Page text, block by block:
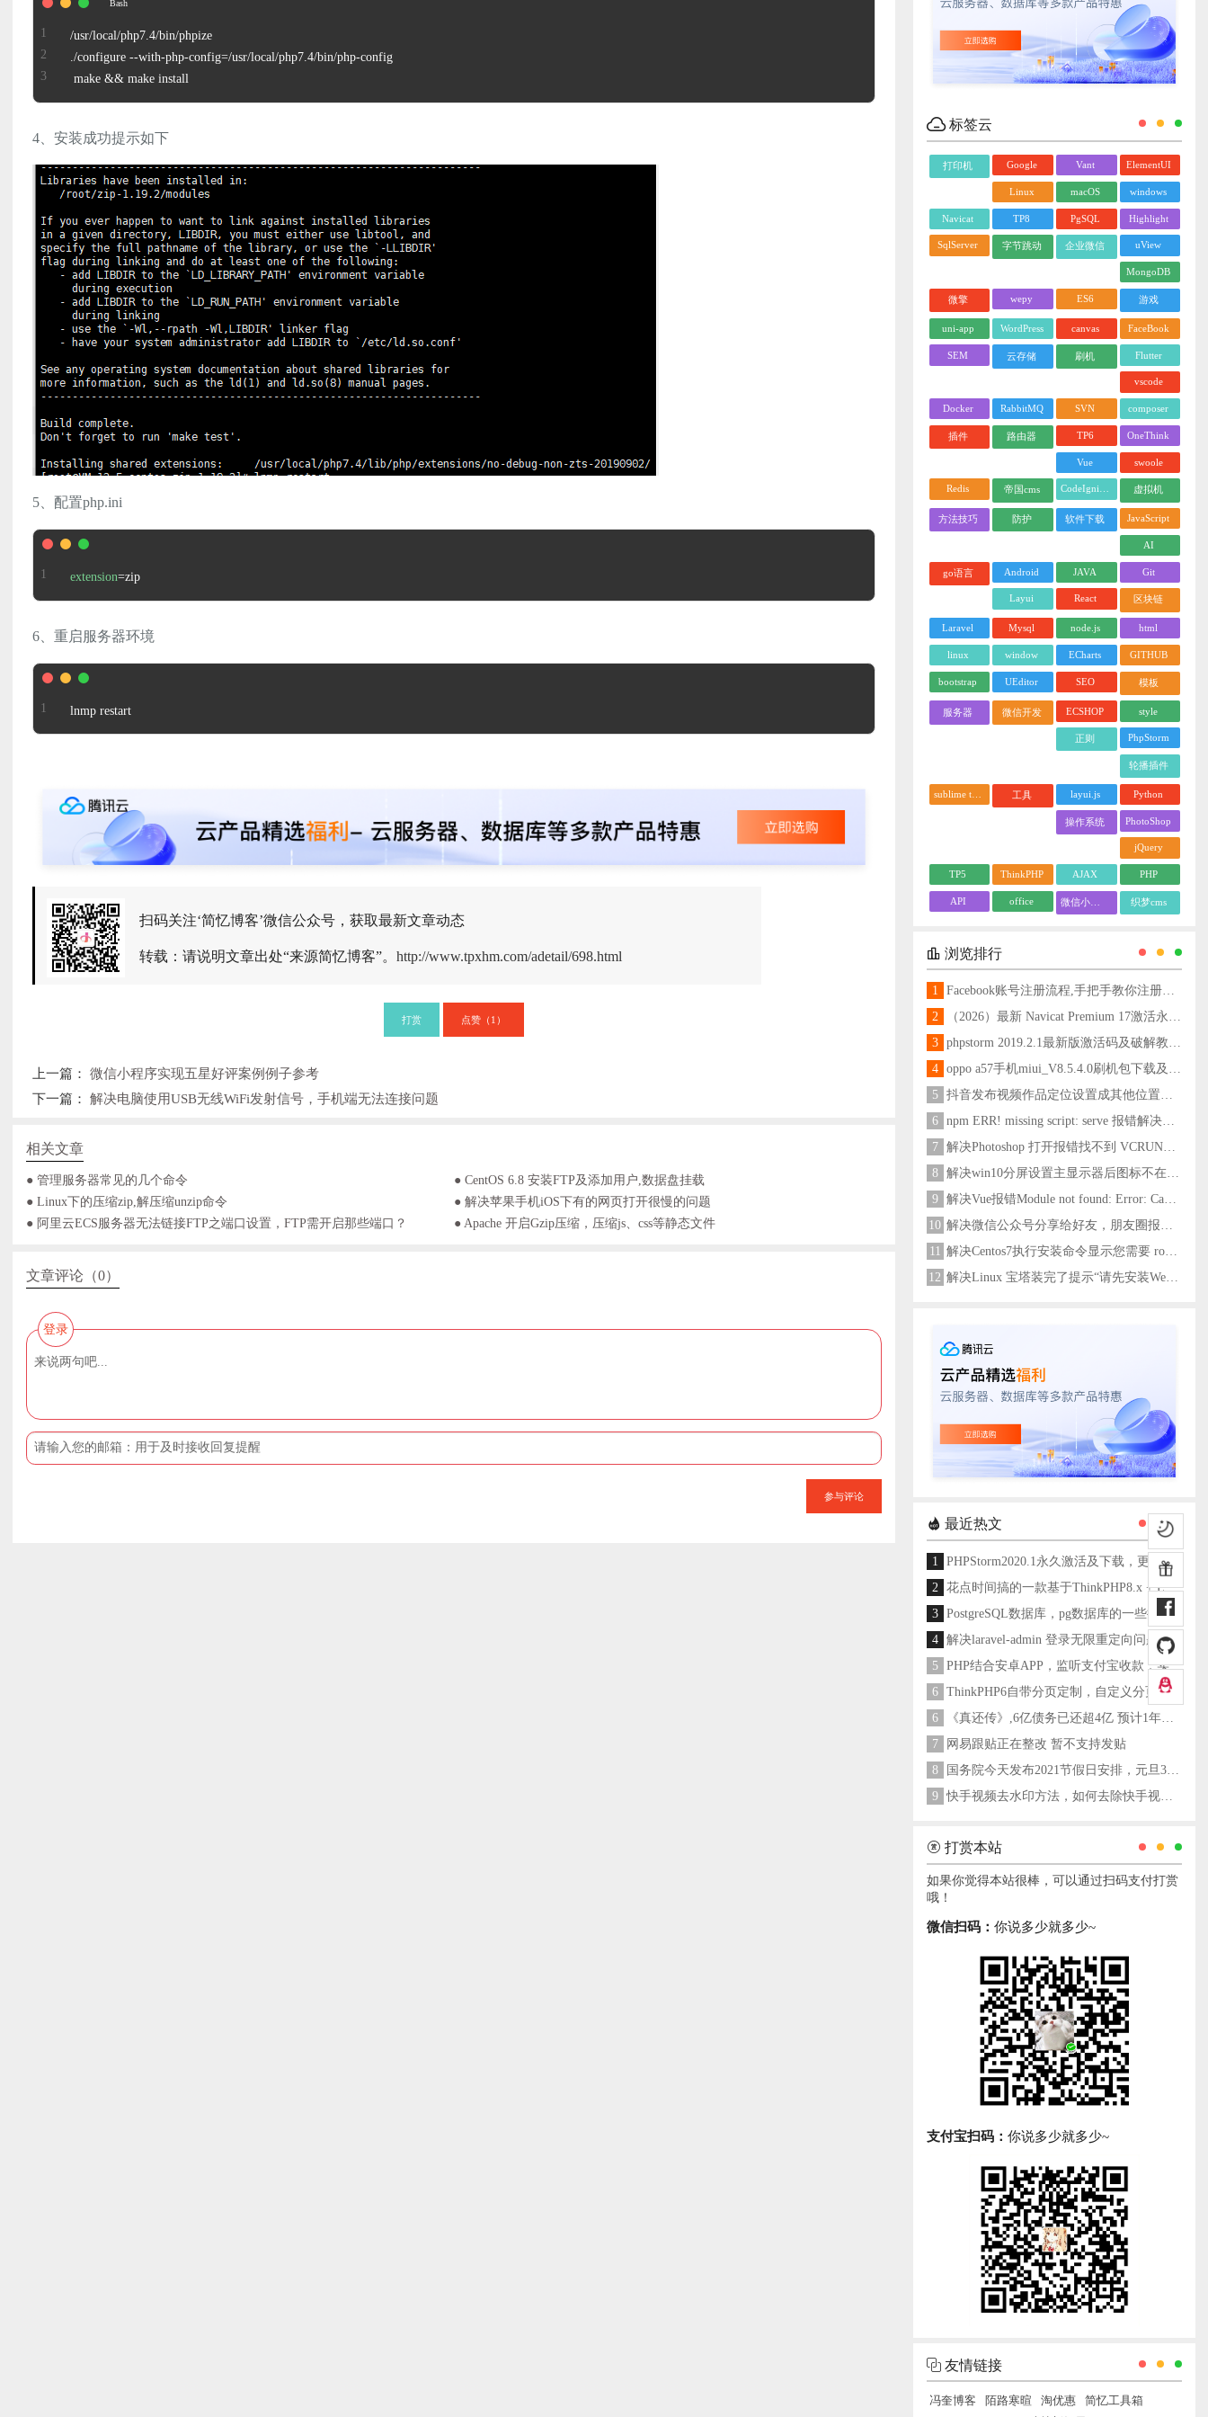
/usr/local/php7.4/bin/phpize
./configure --with-php-config=/usr/local/php7.4/bin/php-config
make && make install
4、安装成功提示如下
5、配置php.ini
extension=zip
6、重启服务器环境
lnmp restart
扫码关注‘简忆博客’微信公众号，获取最新文章动态
转载：请说明文章出处“来源简忆博客”。http://www.tpxhm.com/adetail/698.html
打赏 点赞（ 1 ）
上一篇： 微信小程序实现五星好评案例例子参考
下一篇： 解决电脑使用USB无线WiFi发射信号，手机端无法连接问题
相关文章
● 管理服务器常见的几个命令
● CentOS 6.8 安装FTP及添加用户,数据盘挂载
● Linux下的压缩zip,解压缩unzip命令
● 解决苹果手机iOS下有的网页打开很慢的问题
● 阿里云ECS服务器无法链接FTP之端口设置，FTP需开启那些端口？
● Apache 开启Gzip压缩，压缩js、css等静态文件
文章评论（0）
登录
参与评论
标签云
打印机 Google Vant ElementUI
Linux macOS windows
Navicat TP8 PgSQL Highlight
SqlServer 字节跳动 企业微信 uView
MongoDB
微擎 wepy ES6 游戏
uni-app WordPress canvas FaceBook
SEM 云存储 刷机 Flutter
vscode
Docker RabbitMQ SVN composer
插件 路由器 TP6 OneThink
Vue swoole
Redis 帝国cms CodeIgniter 虚拟机
方法技巧 防护 软件下载 JavaScript
AI
go语言 Android JAVA Git
Layui React 区块链
Laravel Mysql node.js html
linux window ECharts GITHUB
bootstrap UEditor SEO 模板
服务器 微信开发 ECSHOP style
正则 PhpStorm
轮播插件
sublime text 工具 layui.js Python
操作系统 PhotoShop
jQuery
TP5 ThinkPHP AJAX PHP
API office 微信小程序 织梦cms
浏览排行
1
Facebook账号注册流程,手把手教你注册脸书账号
2
（2026）最新 Navicat Premium 17激活永久教程
3
phpstorm 2019.2.1最新版激活码及破解教程更新至2024
4
oppo a57手机miui_V8.5.4.0刷机包下载及刷机教程
5
抖音发布视频作品定位设置成其他位置方法
6
npm ERR! missing script: serve 报错解决方法
7
解决Photoshop 打开报错找不到 VCRUNTIME140_1.dll问题
8
解决win10分屏设置主显示器后图标不在主显示器问题
9
解决Vue报错Module not found: Error: Can't resolve 'less-loader' in 'C:\Users\Hm\Desktop\vue\vue_shop'问题
10
解决微信公众号分享给好友，朋友圈报错errMsg: "onMenuShareAppMessage:fail, the permission value is offline verifying"
11
解决Centos7执行安装命令显示您需要 root 权限执行此命令
12
解决Linux 宝塔装完了提示“请先安装Web服务器！”
最近热文
1
PHPStorm2020.1永久激活及下载，更新至2024
2
花点时间搞的一款基于ThinkPHP8.x + Layui架构开发的通用后台管理系统
3
PostgreSQL数据库，pg数据库的一些操作命令
4
解决laravel-admin 登录无限重定向问题
5
PHP结合安卓APP，监听支付宝收款，实现个人支付宝支付接口
6
ThinkPHP6自带分页定制，自定义分页类
6
《真还传》,6亿债务已还超4亿 预计1年多之内就能还清
7
网易跟贴正在整改 暂不支持发贴
8
国务院今天发布2021节假日安排，元旦3天，春节7天，劳动节5天
9
快手视频去水印方法，如何去除快手视频水印
打赏本站
如果你觉得本站很棒，可以通过扫码支付打赏
哦！
微信扫码： 你说多少就多少~
支付宝扫码： 你说多少就多少~
友情链接
冯奎博客 陌路寒暄 淘优惠
简忆工具箱